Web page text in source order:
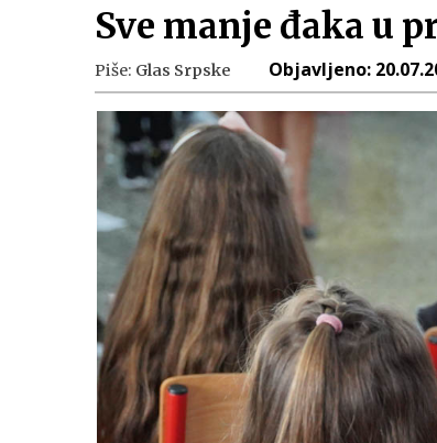
Sve manje đaka u
Piše: Glas Srpske Objavljeno: